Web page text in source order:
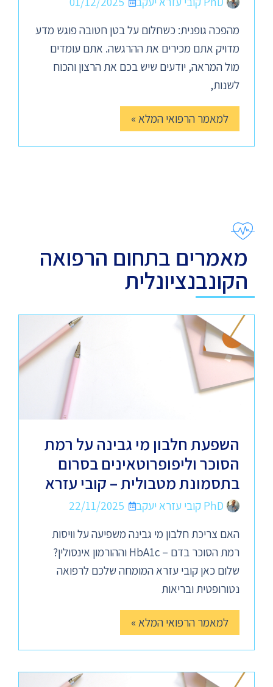
מהפכה גופנית: כשחלום על בטן חטובה פוגש מדע
מדויק אתם מכירים את ההרגשה. אתם עומדים
מול המראה, יודעים שיש בכם את הרצון והכוח
לשנות,
למאמר הרפואי המלא »
מאמרים בתחום הרפואה
הקונבנציונלית
השפעת חלבון מי גבינה על רמת
הסוכר וליפופרוטאינים בסרום
בתסמונת מטבולית – קובי עזרא
PhD קובי עזרא יעקב
22/11/2025
האם צריכת חלבון מי גבינה משפיעה על וויסות
רמת הסוכר בדם – HbA1c וההורמון אינסולין?
שלום כאן קובי עזרא המומחה שלכם לרפואה
נטורופטית ובריאות
למאמר הרפואי המלא »